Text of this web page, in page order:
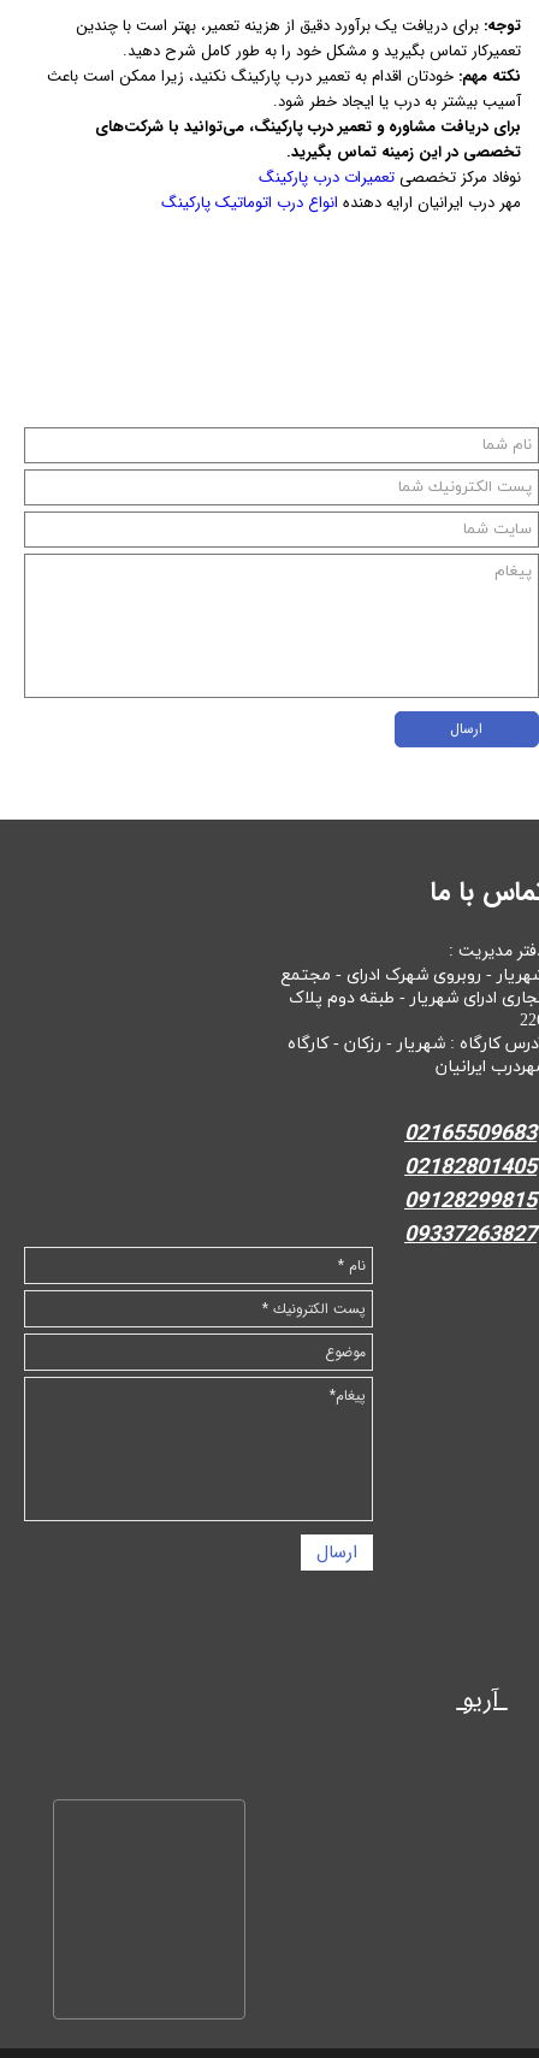
توجه: برای دریافت یک برآورد دقیق از هزینه تعمیر، بهتر است با چندین
تعمیرکار تماس بگیرید و مشکل خود را به طور کامل شرح دهید.
نکته مهم: خودتان اقدام به تعمیر درب پارکینگ نکنید، زیرا ممکن است باعث
آسیب بیشتر به درب یا ایجاد خطر شود.
برای دریافت مشاوره و تعمیر درب پارکینگ، می‌توانید با شرکت‌های
تخصصی در این زمینه تماس بگیرید.
نوفاد مرکز تخصصیتعمیرات درب پارکینگ
مهر درب ایرانیان ارایه دهنده انواع درب اتوماتیک پارکینگ
ارسال
ارسال
با ما
مدیریت :
- روبروی شهرک ادرای - مجتمع
ادرای شهریار - طبقه دوم پلاک
کارگاه : شهریار - رزکان - کارگاه
ایرانیان
02165509683
02182801405
09128299815
09337263827
آریو